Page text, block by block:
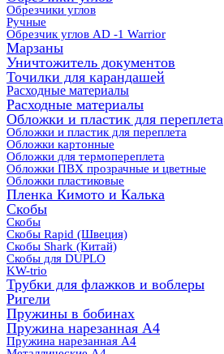
Обрезчики углов
Ручные
Обрезчик углов AD -1 Warrior
Марзаны
Уничтожитель документов
Точилки для карандашей
Расходные материалы
Расходные материалы
Обложки и пластик для переплета
Обложки и пластик для переплета
Обложки картонные
Обложки для термопереплета
Обложки ПВХ прозрачные и цветные
Обложки пластиковые
Пленка Кимото и Калька
Скобы
Скобы
Скобы Rapid (Швеция)
Скобы Shark (Китай)
Скобы для DUPLO
KW-trio
Трубки для флажков и воблеры
Ригели
Пружины в бобинах
Пружина нарезанная А4
Пружина нарезанная А4